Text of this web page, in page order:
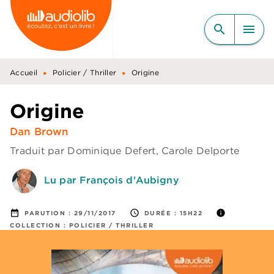
MENU RECHERCHE
CONTENU
PIED DE PAGE
search menu
Accueil • Policier / Thriller • Origine
Origine
Dan Brown
Traduit par Dominique Defert, Carole Delporte
Lu par François d'Aubigny
date_range PARUTION : 29/11/2017 access_time DURÉE : 15H22 info
COLLECTION : POLICIER / THRILLER